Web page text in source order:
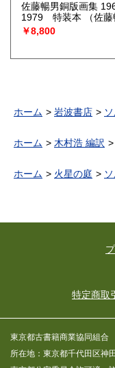
佐藤暢男銅版画集
1979 特装本
（佐
￥8,800
ホーム 岩波書店
ホーム 木村浩 編訳
ホーム 火星の庭
特定商取
東京都古書籍商業協同組合
所在地：東京都千代田区